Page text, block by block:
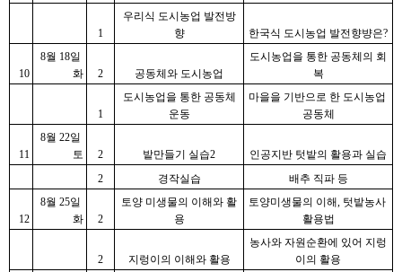
1
우리식 도시농업 발전방
향
한국식 도시농업 발전향뱡은?
10
8월 18일
화
2 공동체와 도시농업
도시농업을 통한 공동체의 회
복
1
도시농업을 통한 공동체
운동
마을을 기반으로 한 도시농업
공동체
11
8월 22일
토
2 밭만들기 실습2
인공지반 텃밭의 활용과 실습
2
경작실습 배추 직파 등
12
8월 25일
화
2
토양 미생물의 이해와 활
용
토양미생물의 이해, 텃밭농사
활용법
2 지렁이의 이해와 활용
농사와 자원순환에 있어 지렁
이의 활용